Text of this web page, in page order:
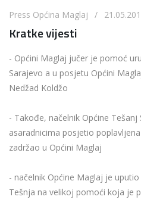
Press Općina Maglaj /
Kratke vijesti
- Općini Maglaj jučer je pomoć
Sarajevo a u posjetu Općini
Nedžad Koldžo
- Takođe, načelnik Općine Tešanj
asaradnicima posjetio
zadržao u Općini Maglaj
- načelnik Općine Maglaj je
Tešnja na velikoj pomoći koja je